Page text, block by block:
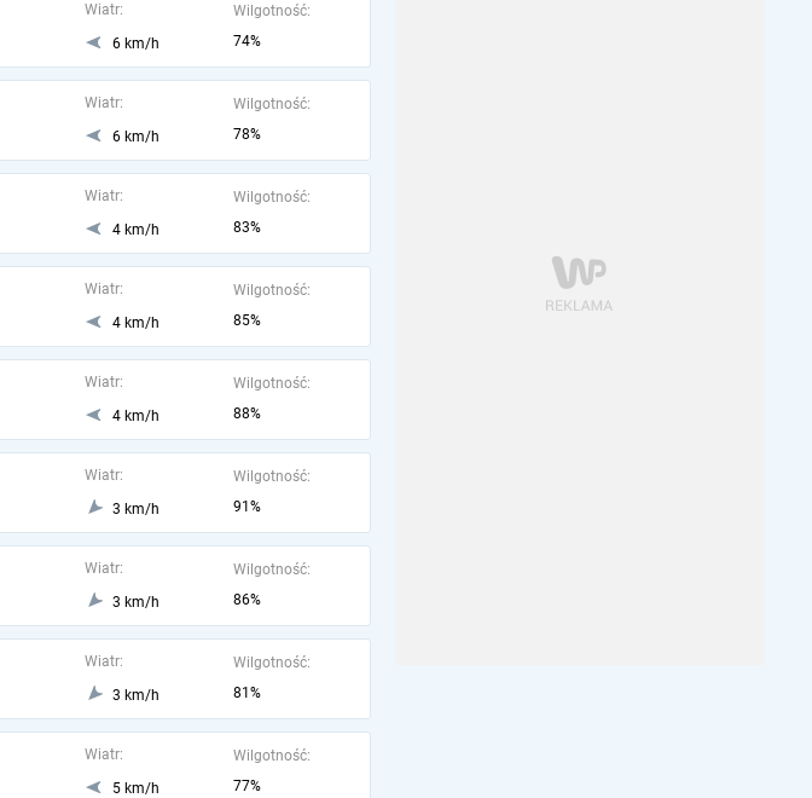
Wiatr:
6 km/h
Wilgotność:
74%
Wiatr:
6 km/h
Wilgotność:
78%
Wiatr:
4 km/h
Wilgotność:
83%
Wiatr:
4 km/h
Wilgotność:
85%
Wiatr:
4 km/h
Wilgotność:
88%
Wiatr:
3 km/h
Wilgotność:
91%
Wiatr:
3 km/h
Wilgotność:
86%
Wiatr:
3 km/h
Wilgotność:
81%
Wiatr:
5 km/h
Wilgotność:
77%